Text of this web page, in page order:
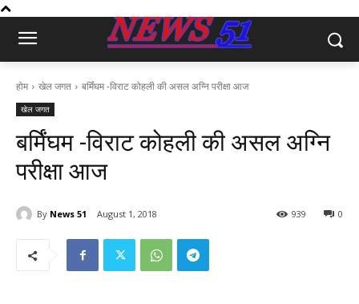
होम खेल जगत बर्मिंघम -विराट कोहली की असल अग्नि परीक्षा आज
खेल जगत
बर्मिंघम -विराट कोहली की असल अग्नि
परीक्षा आज
By News 51 August 1, 2018 0
939